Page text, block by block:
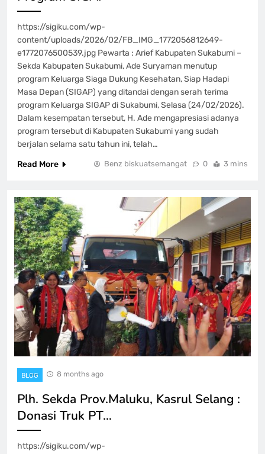
https://sigiku.com/wp-
content/uploads/2026/02/FB_IMG_1772056812649-
e1772076500539.jpg Pewarta : Arief Kabupaten Sukabumi –
Sekda Kabupaten Sukabumi, Ade Suryaman menutup
program Keluarga Siaga Dukung Kesehatan, Siap Hadapi
Masa Depan (SIGAP) yang ditandai dengan serah terima
program Keluarga SIGAP di Sukabumi, Selasa (24/02/2026).
Dalam kesempatan tersebut, H. Ade mengapresiasi adanya
program tersebut di Kabupaten Sukabumi yang sudah
berjalan selama satu tahun ini, telah…
Read More
Benz biskuatsemangat 0 3 mins
BLOG 8 months ago
Plh. Sekda Prov.Maluku, Kasrul Selang :
Donasi Truk PT…
https://sigiku.com/wp-